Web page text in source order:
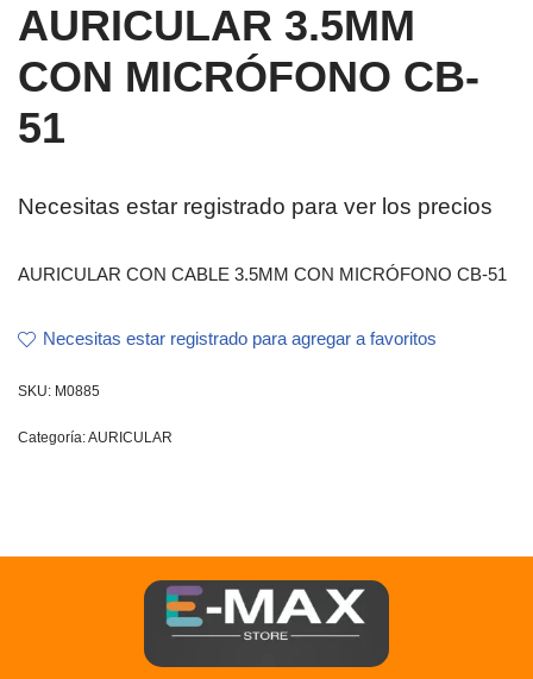
AURICULAR 3.5MM
CON MICRÓFONO CB-
51
Necesitas estar registrado para ver los precios
AURICULAR CON CABLE 3.5MM CON MICRÓFONO CB-51
Necesitas estar registrado para agregar a favoritos
SKU: M0885
Categoría:AURICULAR